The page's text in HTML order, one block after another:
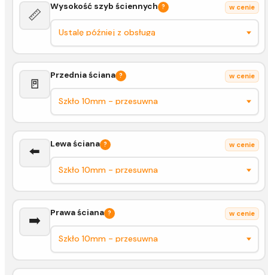
📏
Wysokość szyb ściennych ? w cenie
🚪
Przednia ściana ? w cenie
⬅️ Lewa ściana ? w cenie
➡️ Prawa ściana ? w cenie